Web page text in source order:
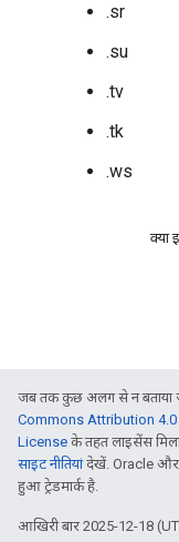
.sr
.su
.tv
.tk
.ws
क्या
जब तक कुछ अलग से न बताया
Commons Attribution
License के तहत लाइसेंस मिला
साइट नीतियांदेखें. Oracle और/
हुआ ट्रेडमार्क है.
आखिरी बार 2025-12-18